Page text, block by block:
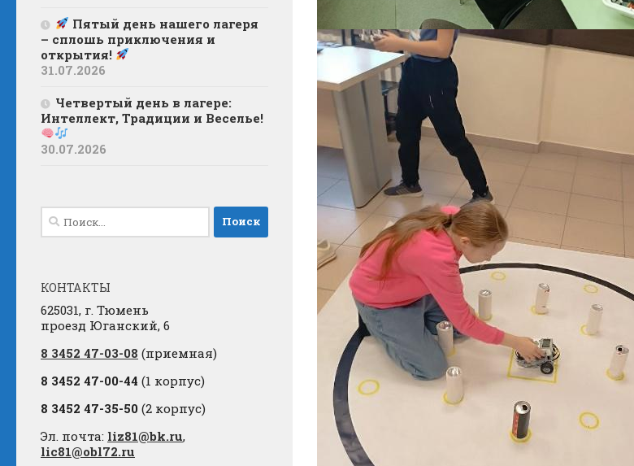
Пятый день нашего лагеря
– сплошь приключения и
открытия!
31.07.2026
Четвертый день в лагере:
Интеллект, Традиции и Веселье!
30.07.2026
Найти:
КОНТАКТЫ
625031, г. Тюмень
проезд Юганский, 6
8 3452 47-03-08 (приемная)
8 3452 47-00-44 (1 корпус)
8 3452 47-35-50 (2 корпус)
Эл. почта: liz81@bk.ru,
lic81@obl72.ru